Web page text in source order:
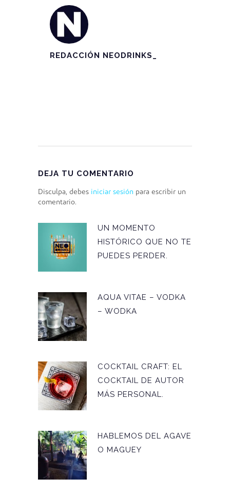
REDACCIÓN NEODRINKS_
DEJA TU COMENTARIO
Disculpa, debes iniciar sesión para escribir un
comentario.
UN MOMENTO
HISTÓRICO QUE NO TE
PUEDES PERDER.
AQUA VITAE – VODKA
– WODKA
COCKTAIL CRAFT: EL
COCKTAIL DE AUTOR
MÁS PERSONAL.
HABLEMOS DEL AGAVE
O MAGUEY